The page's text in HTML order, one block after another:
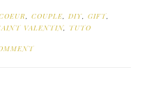
COUPLE DIY GIFT
VALENTIN, TUTO